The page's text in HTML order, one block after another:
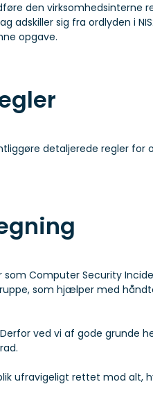
den virksomhedsinterne
adskiller sig fra ordlyden i
opgave.
detaljerede regler for
Computer Security
som hjælper med
ved vi af gode grunde
ufravigeligt rettet mod alt,